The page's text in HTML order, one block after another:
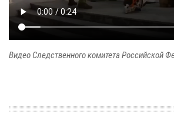
Видео Следственного комитета Российской